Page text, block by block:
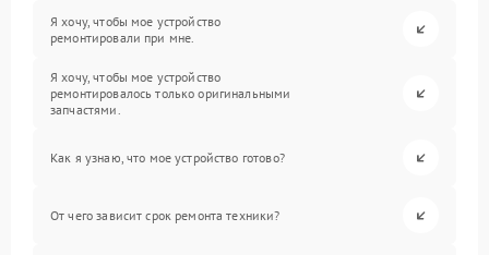
Я хочу, чтобы мое устройство
ремонтировали при мне.
Я хочу, чтобы мое устройство
ремонтировалось только оригинальными
запчастями.
Как я узнаю, что мое устройство готово?
От чего зависит срок ремонта техники?